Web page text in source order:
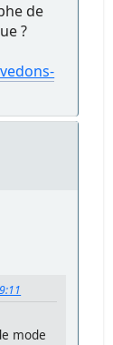
de
?
mode